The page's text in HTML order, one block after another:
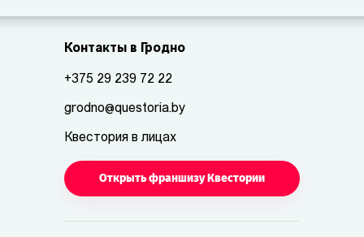
Контакты в Гродно
+375 29 239 72 22
grodno@questoria.by
Квестория в лицах
Открыть франшизу Квестории